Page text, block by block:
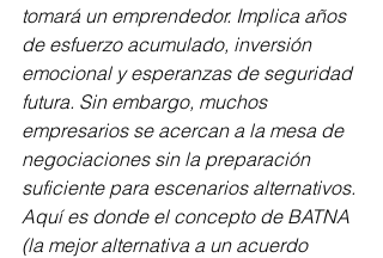
tomará un emprendedor. Implica años
de esfuerzo acumulado, inversión
emocional y esperanzas de seguridad
futura. Sin embargo, muchos
empresarios se acercan a la mesa de
negociaciones sin la preparación
suficiente para escenarios alternativos.
Aquí es donde el concepto de BATNA
(la mejor alternativa a un acuerdo